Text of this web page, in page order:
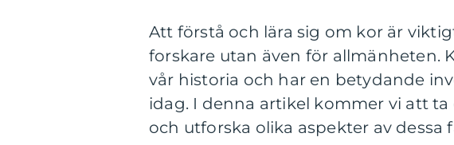
Att förstå och lära sig om kor är
forskare utan även för allmänheten.
vår historia och har en betydande
idag. I denna artikel kommer vi att
och utforska olika aspekter av dessa